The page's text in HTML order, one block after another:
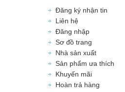
Đăng ký nhận tin
Liên hệ
Đăng nhập
Sơ đồ trang
Nhà sản xuất
Sản phẩm ưa thích
Khuyến mãi
Hoàn trả hàng